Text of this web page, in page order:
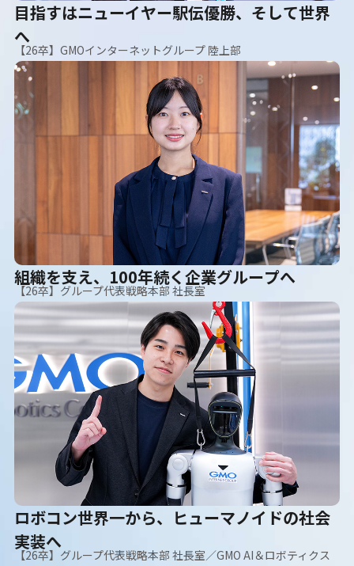
目指すはニューイヤー駅伝優勝、そして世界
へ
【26卒】GMOインターネットグループ 陸上部
組織を支え、100年続く企業グループへ
【26卒】グループ代表戦略本部 社長室
ロボコン世界一から、ヒューマノイドの社会
実装へ
【26卒】グループ代表戦略本部 社長室／GMO AI＆ロボティクス